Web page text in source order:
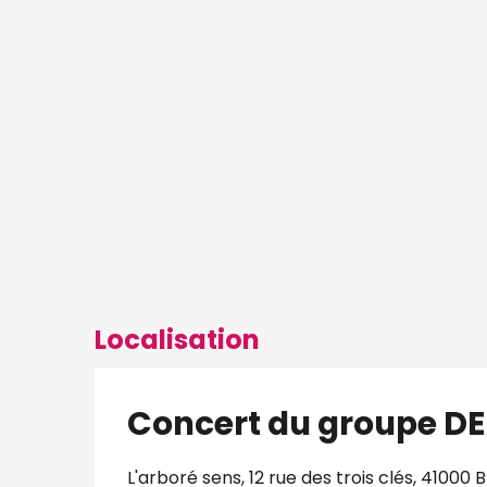
Localisation
Concert du groupe
L'arboré sens, 12 rue des trois clés, 41000